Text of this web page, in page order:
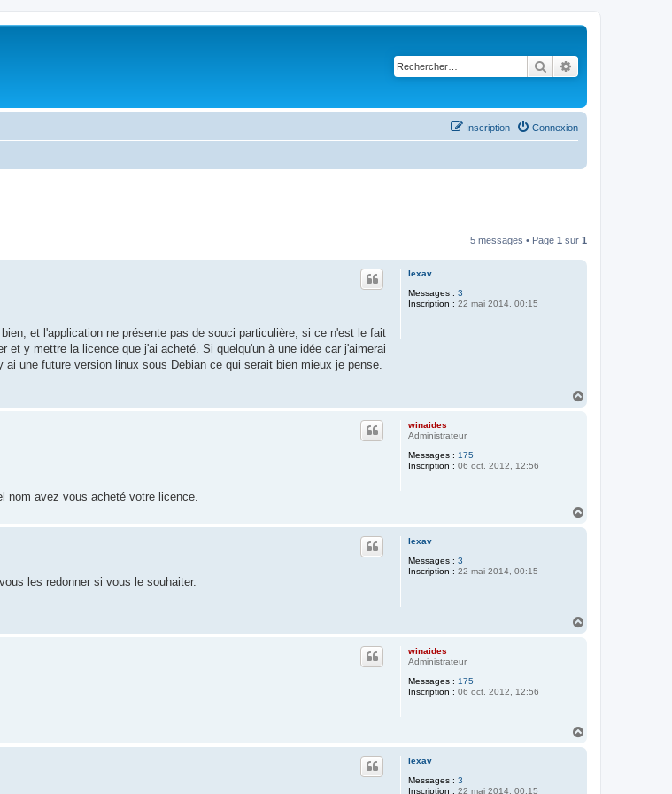
Rechercher
Connexion
Inscription
5 messages • Page 1 sur 1
lexav
Messages : 3
Inscription : 22 mai 2014, 00:15
et l'application ne présente pas de souci particulière, si ce n'est le fait
y mettre la licence que j'ai acheté. Si quelqu'un à une idée car j'aimerai
une future version linux sous Debian ce qui serait bien mieux je pense.
winaides
Administrateur
Messages : 175
Inscription : 06 oct. 2012, 12:56
nom avez vous acheté votre licence.
lexav
Messages : 3
Inscription : 22 mai 2014, 00:15
les redonner si vous le souhaiter.
winaides
Administrateur
Messages : 175
Inscription : 06 oct. 2012, 12:56
lexav
Messages : 3
Inscription : 22 mai 2014, 00:15